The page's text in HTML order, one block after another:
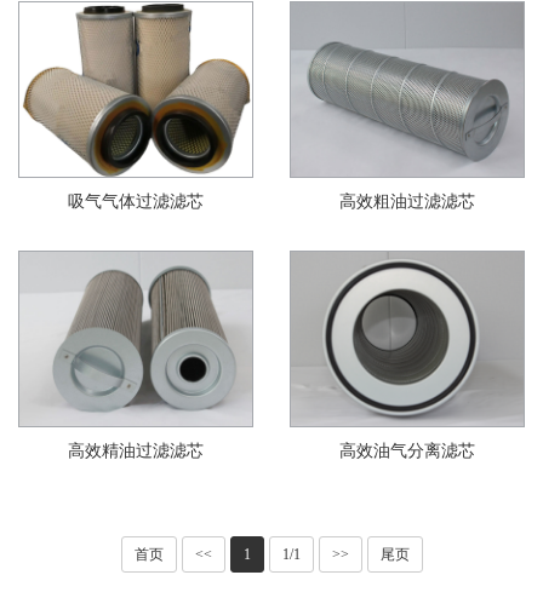
吸气气体过滤滤芯 高效粗油过滤滤芯
高效精油过滤滤芯 高效油气分离滤芯
首页 << 1 1/1 >> 尾页